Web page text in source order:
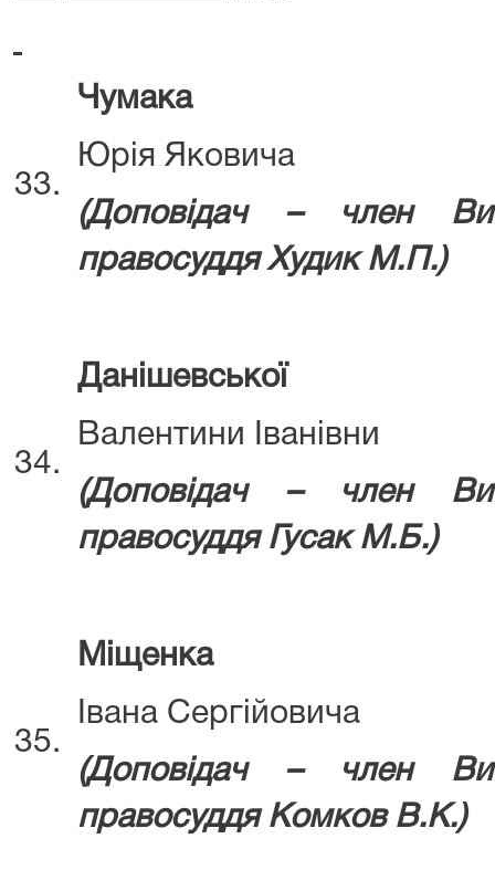
33.
Чумака
Юрія Яковича
(Доповідач – член
правосуддяХудик М.П.)
34.
Данішевської
Валентини Іванівни
(Доповідач – член
правосуддя Гусак М.Б.)
35.
Міщенка
Івана Сергійовича
(Доповідач – член
правосуддя Комков В.К.)